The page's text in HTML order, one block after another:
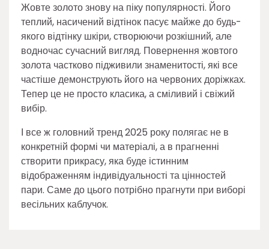
Жовте золото знову на піку популярності. Його
теплий, насичений відтінок пасує майже до будь-
якого відтінку шкіри, створюючи розкішний, але
водночас сучасний вигляд. Повернення жовтого
золота частково підживили знаменитості, які все
частіше демонструють його на червоних доріжках.
Тепер це не просто класика, а сміливий і свіжий
вибір.
І все ж головний тренд 2025 року полягає не в
конкретній формі чи матеріалі, а в прагненні
створити прикрасу, яка буде істинним
відображенням індивідуальності та цінностей
пари. Саме до цього потрібно прагнути при виборі
весільних каблучок.